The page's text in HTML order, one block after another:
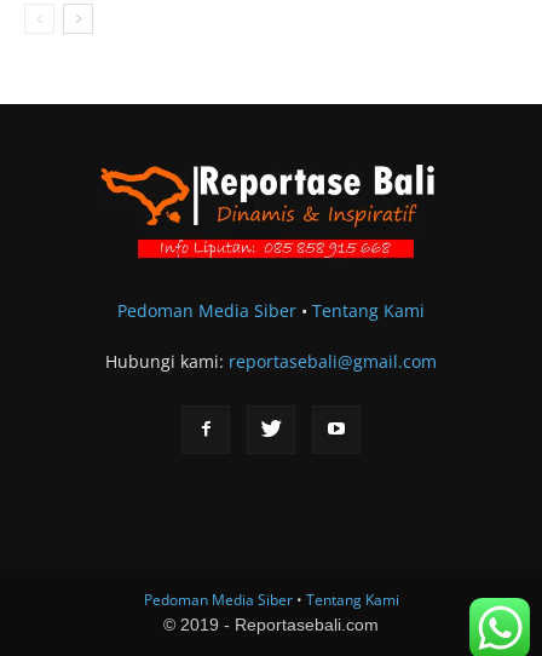
Pedoman Media Siber• Tentang Kami
Hubungi kami: reportasebali@gmail.com
Pedoman Media Siber• Tentang Kami
© 2019 - Reportasebali.com